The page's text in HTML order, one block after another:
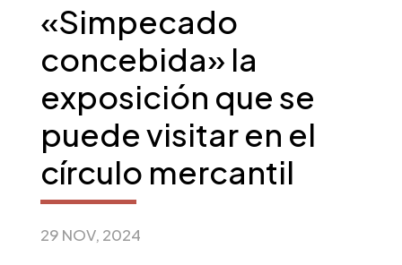
«Simpecado
concebida» la
exposición que se
puede visitar en el
círculo mercantil
29 NOV, 2024